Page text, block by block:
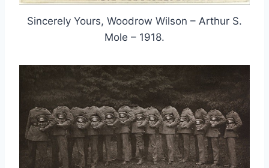
Sincerely Yours, Woodrow Wilson – Arthur S.
Mole – 1918.